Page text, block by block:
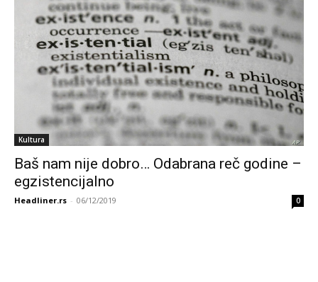
Kultura
Baš nam nije dobro… Odabrana reč godine –
egzistencijalno
Headliner.rs - 06/12/2019 0